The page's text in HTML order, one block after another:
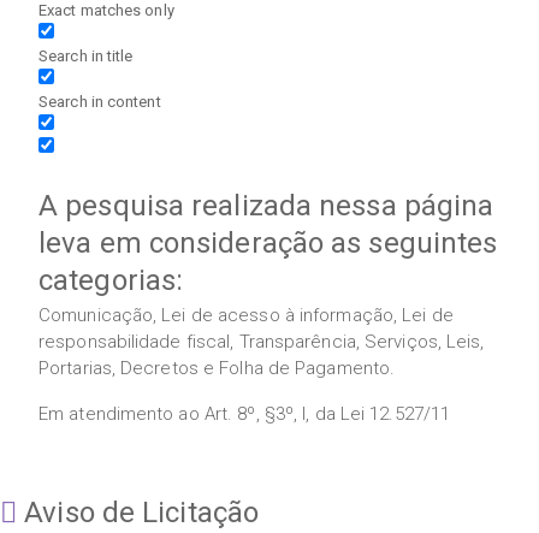
Exact matches only
Search in title
Search in content
A pesquisa realizada nessa página
leva em consideração as seguintes
categorias:
Comunicação, Lei de acesso à informação, Lei de
responsabilidade fiscal, Transparência, Serviços, Leis,
Portarias, Decretos e Folha de Pagamento.
Em atendimento ao Art. 8º, §3º, I, da Lei 12.527/11
Aviso de Licitação